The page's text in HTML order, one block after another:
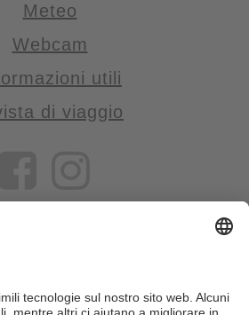
Meteo
Webcam
utili
di viaggio
di viaggio per chi desidera vivere il